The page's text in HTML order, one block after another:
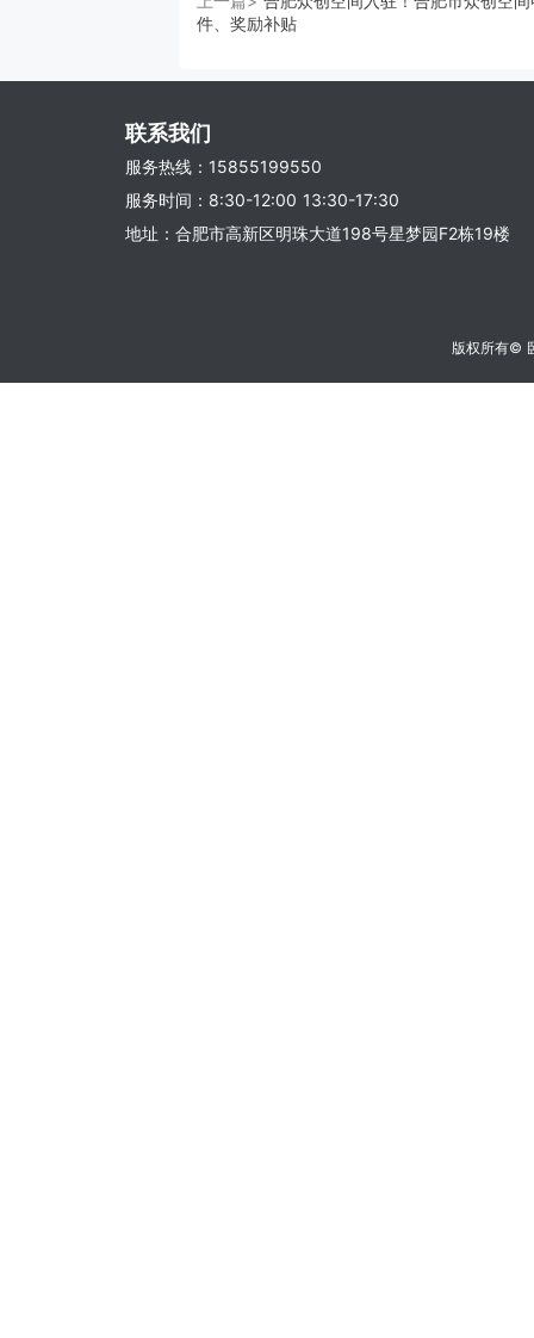
件、奖励补贴
联系我们
服务热线：15855199550
服务时间：8:30-12:00 13:30-17:30
地址：合肥市高新区明珠大道198号星梦园F2栋19楼
版权所有©